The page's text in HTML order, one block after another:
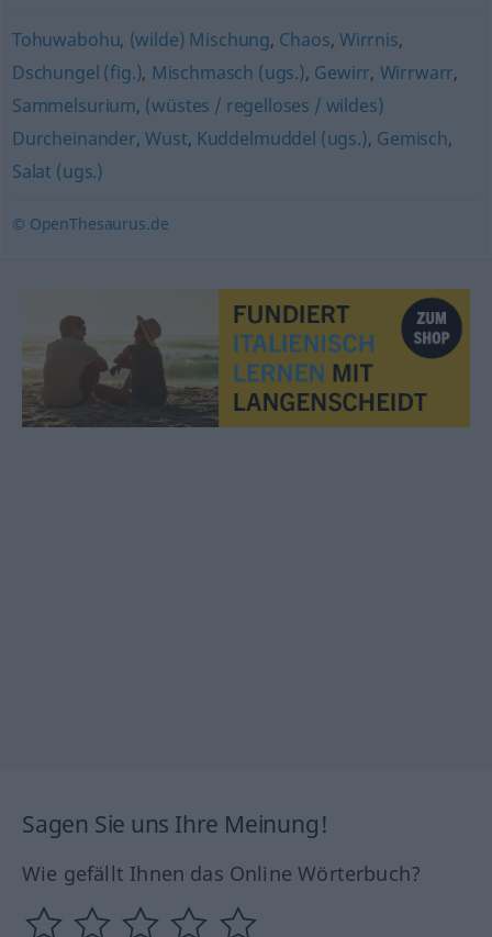
Tohuwabohu, (wilde) Mischung, Chaos, Wirrnis,
Dschungel (fig.), Mischmasch (ugs.), Gewirr, Wirrwarr,
Sammelsurium, (wüstes / regelloses / wildes)
Durcheinander,Wust, Kuddelmuddel (ugs.), Gemisch,
Salat (ugs.)
© OpenThesaurus.de
Sagen Sie uns Ihre Meinung!
Wie gefällt Ihnen das Online Wörterbuch?